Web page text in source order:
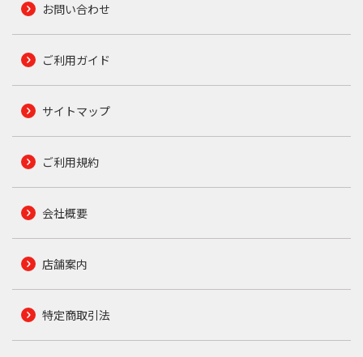
お問い合わせ
ご利用ガイド
サイトマップ
ご利用規約
会社概要
店舗案内
特定商取引法